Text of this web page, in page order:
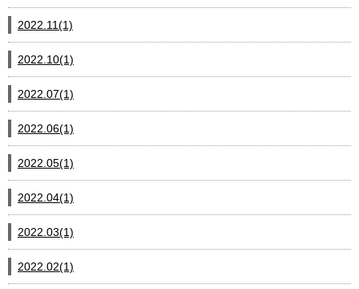
2022.11(1)
2022.10(1)
2022.07(1)
2022.06(1)
2022.05(1)
2022.04(1)
2022.03(1)
2022.02(1)